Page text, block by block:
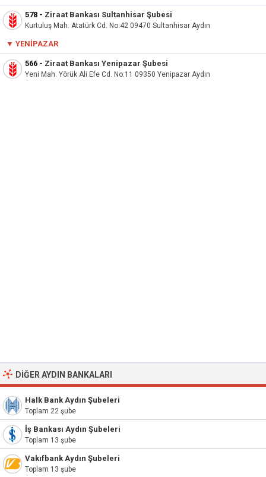
578 - Ziraat Bankası Sultanhisar Şubesi
Kurtuluş Mah. Atatürk Cd. No:42 09470 Sultanhisar Aydın
▼ YENIPAZAR
566 - Ziraat Bankası Yenipazar Şubesi
Yeni Mah. Yörük Ali Efe Cd. No:11 09350 Yenipazar Aydın
DIĞER AYDIN BANKALARI
Halk Bank Aydın Şubeleri
Toplam 22 şube
İş Bankası Aydın Şubeleri
Toplam 13 şube
Vakıfbank Aydın Şubeleri
Toplam 13 şube